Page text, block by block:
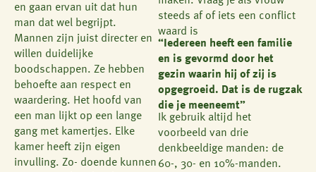
en gaan ervan uit dat hun
man dat wel begrijpt.
Mannen zijn juist directer en
willen duidelijke
boodschappen. Ze hebben
behoefte aan respect en
waardering. Het hoofd van
een man lijkt op een lange
gang met kamertjes. Elke
kamer heeft zijn eigen
invulling. Zo- doende kunnen
steeds af of iets een conflict
waard is
“Iedereen heeft een familie
en is gevormd door het
gezin waarin hij of zij is
opgegroeid. Dat is de rugzak
die je meeneemt”
Ik gebruik altijd het
voorbeeld van drie
denkbeeldige manden: de
60-, 30- en 10%-manden.